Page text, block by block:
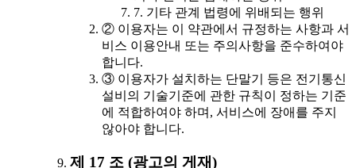
7. 기타 관계 법령에 위배되는 행위
② 이용자는 이 약관에서 규정하는 사항과 서
비스 이용안내 또는 주의사항을 준수하여야
합니다.
③ 이용자가 설치하는 단말기 등은 전기통신
설비의 기술기준에 관한 규칙이 정하는 기준
에 적합하여야 하며, 서비스에 장애를 주지
않아야 합니다.
제 17 조 (광고의 게재)